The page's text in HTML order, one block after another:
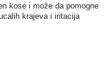
kose i može da pomogne
krajeva i iritacija